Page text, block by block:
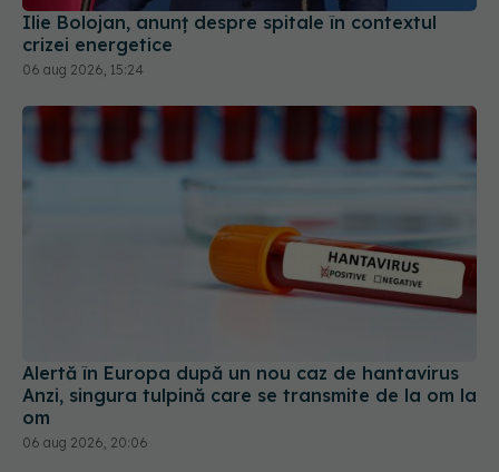
Ilie Bolojan, anunț despre spitale în contextul
crizei energetice
06 aug 2026, 15:24
Alertă în Europa după un nou caz de hantavirus
Anzi, singura tulpină care se transmite de la om la
om
06 aug 2026, 20:06